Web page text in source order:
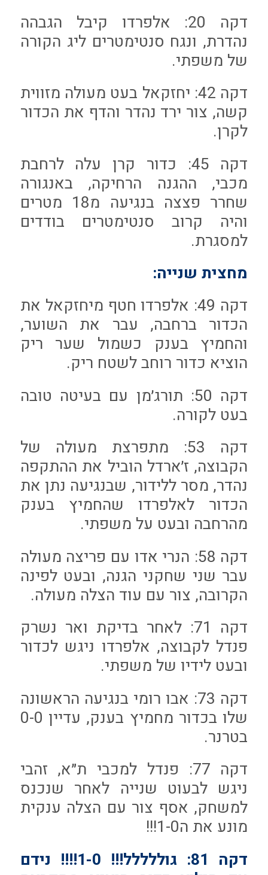
דקה 20: אלפרדו קיבל הגבהה
נהדרת, ונגח סנטימטרים ליג הקורה
של משפתי.
דקה 42: יחזקאל בעט מעולה מזווית
קשה, צור ירד נהדר והדף את הכדור
לקרן.
דקה 45: כדור קרן עלה לרחבת
מכבי, ההגנה הרחיקה, באנגורה
שחרר פצצה בנגיעה מ18 מטרים
והיה קרוב סנטימטרים בודדים
למסגרת.
מחצית שנייה:
דקה 49: אלפרדו חטף מיחזקאל את
הכדור ברחבה, עבר את השוער,
והחמיץ בענק כשמול שער ריק
הוציא כדור רוחב לשטח ריק.
דקה 50: תורג׳מן עם בעיטה טובה
בעט לקורה.
דקה 53: מתפרצת מעולה של
הקבוצה, ז׳ארדל הוביל את ההתקפה
נהדר, מסר ללידור, שבנגיעה נתן את
הכדור לאלפרדו שהחמיץ בענק
מהרחבה ובעט על משפתי.
דקה 58: הנרי אדו עם פריצה מעולה
עבר שני שחקני הגנה, ובעט לפינה
הקרובה, צור עם עוד הצלה מעולה.
דקה 71: לאחר בדיקת ואר נשרק
פנדל לקבוצה, אלפרדו ניגש לכדור
ובעט לידיו של משפתי.
דקה 73: אבו רומי בנגיעה הראשונה
שלו בכדור מחמיץ בענק, עדיין 0-0
בטרנר.
דקה 77: פנדל למכבי ת״א, זהבי
ניגש לבעוט שנייה לאחר שנכנס
למשחק, אסף צור עם הצלה ענקית
מונע את ה1-0!!!
דקה 81: גוללללל!!! 1-0!!!! נידם